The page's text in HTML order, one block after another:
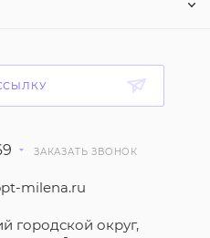
ЗАКАЗАТЬ ЗВОНОК
milena.ru
городской округ,